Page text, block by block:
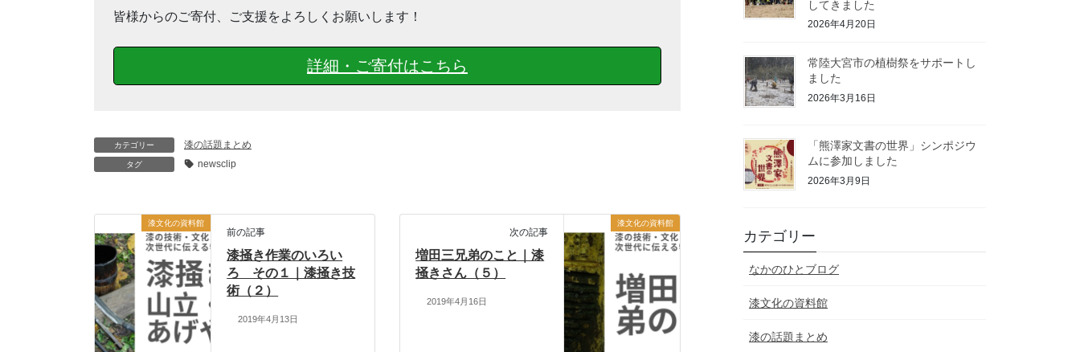
皆様からのご寄付、ご支援をよろしくお願いします！
詳細・ご寄付はこちら
カテゴリー 漆の話題まとめ
タグ newsclip
漆文化の資料館
前の記事
漆掻き作業のいろい
ろ その１｜漆掻き技
術（２）
2019年4月13日
漆文化の資料館
次の記事
増田三兄弟のこと｜漆
掻きさん（５）
2019年4月16日
してきました
2026年4月20日
常陸大宮市の植樹祭をサポートし
ました
2026年3月16日
「熊澤家文書の世界」シンポジウ
ムに参加しました
2026年3月9日
カテゴリー
なかのひとブログ
漆文化の資料館
漆の話題まとめ